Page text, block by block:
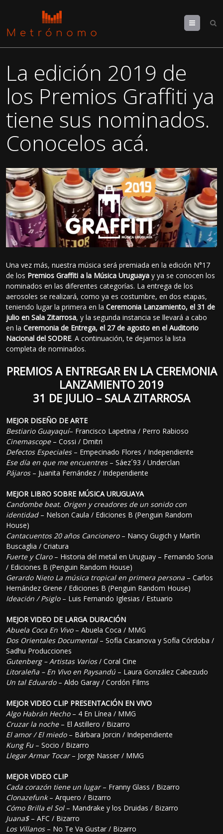
Menu
La edición 2019 de
los Premios Graffiti ya
tiene sus nominados.
Conocelos acá.
Una vez más, nuestra música será premiada en la edición N°17
de los Premios Graffiti a la Música Uruguaya y ya se conocen los
nominados en las diferentes categorías. La entrega de los
aerosoles se realizará, como ya es costumbre, en dos etapas,
teniendo lugar la primera en laCeremonia Lanzamiento, el 31 de
julio en Sala Zitarrosa, y la segunda instancia se llevará a cabo
en laCeremonia de Entrega, el 27 de agosto en el Auditorio
Nacional del SODRE. A continuación, te dejamos la lista
completa de nominados.
PREMIOS A ENTREGAR EN LA CEREMONIA
LANZAMIENTO 2019
31 DE JULIO – SALA ZITARROSA
MEJOR DISEÑO DE ARTE
Bestiario Guayaquí– Francisco Lapetina / Perro Rabioso
Cinemascope – Cossi / Dmitri
Defectos Especiales– Empecinado Flores / Independiente
Ese día en que me encuentres– Sáez´93 / Underclan
Pájaros– Juanita Fernández / Independiente
MEJOR LIBRO SOBRE MÚSICA URUGUAYA
Candombe beat. Origen y creadores de un sonido con
identidad– Nelson Caula / Ediciones B (Penguin Random
House)
Cantacuentos 20 años Cancionero – Nancy Gugich y Martín
Buscaglia / Criatura
Fuerte y Claro– Historia del metal en Uruguay – Fernando Soria
/ Ediciones B (Penguin Random House)
Gerardo Nieto La música tropical en primera persona – Carlos
Hernández Grene / Ediciones B (Penguin Random House)
Ideación / Psiglo– Luis Fernando Iglesias / Estuario
MEJOR VIDEO DE LARGA DURACIÓN
Abuela Coca En Vivo– Abuela Coca / MMG
Dos Orientales Documental– Sofía Casanova y Sofía Córdoba /
Sadhu Producciones
Gutenberg – Artistas Varios/ Coral Cine
Litoraleña – En Vivo en Paysandú – Laura González Cabezudo
Un tal Eduardo– Aldo Garay / Cordón FIlms
MEJOR VIDEO CLIP PRESENTACIÓN EN VIVO
Algo Habrán Hecho– 4 En Línea / MMG
Cruzar la noche– El Astillero / Bizarro
El amor / El miedo– Bárbara Jorcin / Independiente
Kung Fu – Socio / Bizarro
Llegar Armar Tocar– Jorge Nasser / MMG
MEJOR VIDEO CLIP
Cada corazón tiene un lugar– Franny Glass / Bizarro
Clonazefunk– Arquero / Bizarro
Cómo Brilla el Sol– Mandrake y los Druidas / Bizarro
Juana$– AFC / Bizarro
Los Villanos– No Te Va Gustar / Bizarro